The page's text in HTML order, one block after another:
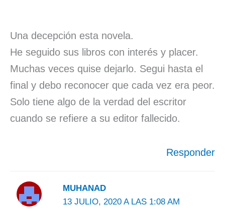
Una decepción esta novela.
He seguido sus libros con interés y placer.
Muchas veces quise dejarlo. Segui hasta el
final y debo reconocer que cada vez era peor.
Solo tiene algo de la verdad del escritor
cuando se refiere a su editor fallecido.
Responder
MUHANAD
13 JULIO, 2020 A LAS 1:08 AM